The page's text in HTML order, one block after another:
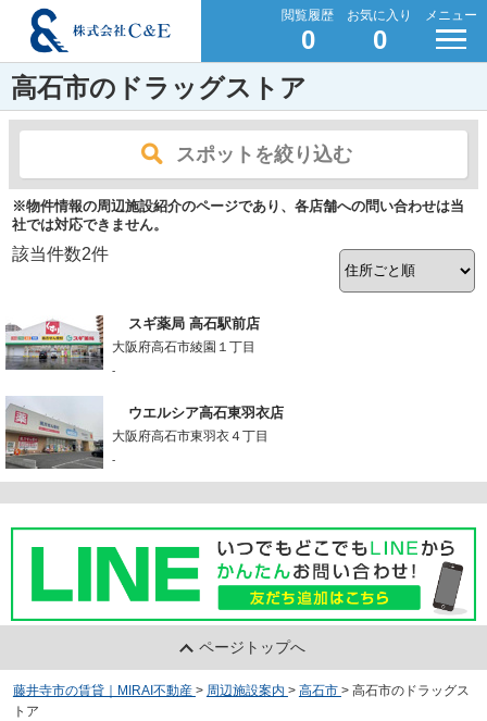
閲覧履歴
0
お気に入り
0
メニュー
高石市のドラッグストア
スポットを絞り込む
※物件情報の周辺施設紹介のページであり、各店舗への問い合わせは当
社では対応できません。
該当件数2件
スギ薬局 高石駅前店
大阪府高石市綾園１丁目
-
ウエルシア高石東羽衣店
大阪府高石市東羽衣４丁目
-
ページトップへ
藤井寺市の賃貸｜MIRAI不動産 > 周辺施設案内 > 高石市 > 高石市のドラッグス
トア